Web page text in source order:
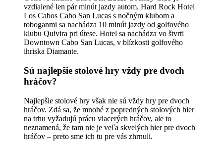
vzdialené len pár minút jazdy autom. Hard Rock Hotel
Los Cabos Cabo San Lucas s nočným klubom a
toboganmi sa nachádza 10 minút jazdy od golfového
klubu Quivira pri útese. Hotel sa nachádza vo štvrti
Downtown Cabo San Lucas, v blízkosti golfového
ihriska Diamante.
Sú najlepšie stolové hry vždy pre dvoch
hráčov?
Najlepšie stolové hry však nie sú vždy hry pre dvoch
hráčov. Zdá sa, že mnohé z popredných stolových hier
na trhu vyžadujú prácu viacerých hráčov, ale to
neznamená, že tam nie je veľa skvelých hier pre dvoch
hráčov – preto sme ich tu pre vás zhrnuli.